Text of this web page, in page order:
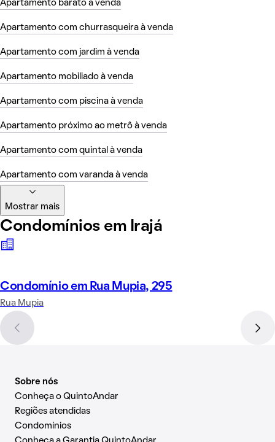
Apartamento barato à venda
Apartamento com churrasqueira à venda
Apartamento com jardim à venda
Apartamento mobiliado à venda
Apartamento com piscina à venda
Apartamento próximo ao metrô à venda
Apartamento com quintal à venda
Apartamento com varanda à venda
Mostrar mais
Condomínios em Irajá
Condomínio em Rua Mupia, 295
Rua Mupia
Sobre nós
Conheça o QuintoAndar
Regiões atendidas
Condomínios